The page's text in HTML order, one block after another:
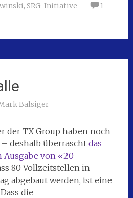
, SRG-Initiative
1
Balsiger
der TX Group haben noch
deshalb überrascht das
Ausgabe von «20
80 Vollzeitstellen in
abgebaut werden, ist eine
die